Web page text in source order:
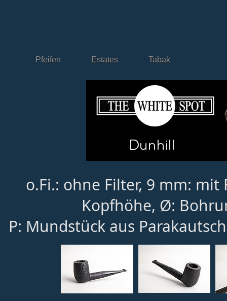
Pfeifen Estates Tabak
o.Fi.: ohne Filter, 9 mm: mit
Kopfhöhe, Ø:
P: Mundstück aus